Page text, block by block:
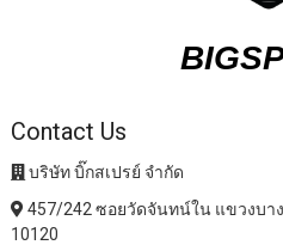
Contact Us
บริษัท บิ๊กสเปรย์ จำกัด
457/242 ซอยวัดจันทน์ใน แขวงบา
10120